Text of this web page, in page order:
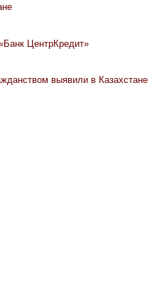
ЦентрКредит»
выявили в Казахстане